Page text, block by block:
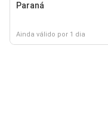
Paraná
Ainda válido por 1 dia